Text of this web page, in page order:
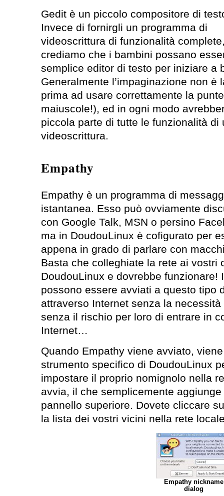
Gedit è un piccolo compositore di
Invece di fornirgli un programma di
videoscrittura di funzionalità
crediamo che i bambini possano
semplice editor di testo per iniziare a
Generalmente l’impaginazione non è
prima ad usare correttamente la
maiuscole!), ed in ogni modo
piccola parte di tutte le funzionalità di
videoscrittura.
Empathy
Empathy è un programma di
istantanea. Esso può ovviamente
con Google Talk, MSN o persino
ma in DoudouLinux è cofigurato per
appena in grado di parlare con
Basta che colleghiate la rete ai vostri
DoudouLinux e dovrebbe funzionare!
possono essere avviati a questo tipo
attraverso Internet senza la
senza il rischio per loro di entrare in
Internet…
Quando Empathy viene avviato,
strumento specifico di DoudouLinux
impostare il proprio nomignolo nella
avvia, il che semplicemente
pannello superiore. Dovete cliccare
la lista dei vostri vicini nella rete
Empathy nickname
dialog